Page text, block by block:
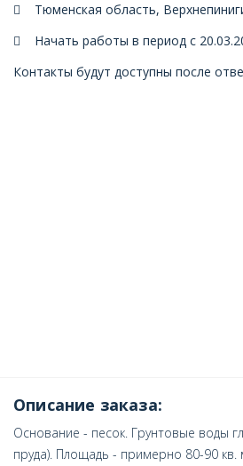
Тюменская область,
Начать работы в период с
Контакты будут доступны после
Описание заказа:
Основание - песок. Грунтовые воды
пруда). Площадь - примерно 80-90 кв.